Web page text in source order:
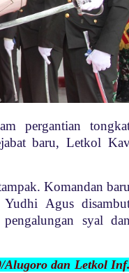
pergantian
baru, Letkol
Komandan baru
Agus
syal dan
Alugoro dan Letkol Inf.